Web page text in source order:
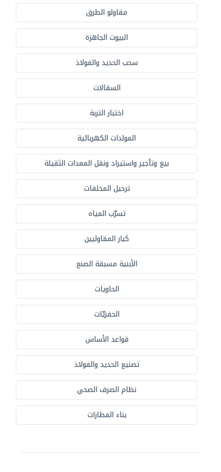
مقاولو الطرق
البيوت الجاهزة
سحب الحديد والفولاذ
السقالات
اختبار التربة
المولدات الكهربائية
بيع وتأجير واستيراد ونقل المعدات الثقيلة
ترحيل المخلفات
تسرّب المياه
كبار المقاوليين
الأبنية مسبقة الصنع
الحاويات
الحفريّات
قواعد الأساس
تصنيع الحديد والفولاذ
نظام الصرف الصحي
بناء المطارات